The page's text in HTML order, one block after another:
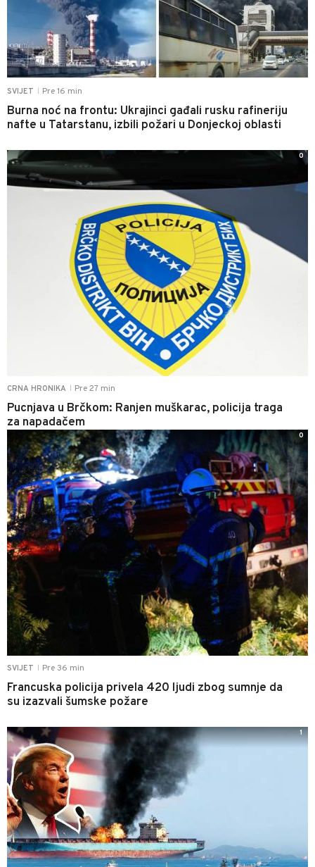
SVIJET Pre 16 min
Burna noć na frontu: Ukrajinci gađali rusku rafineriju
nafte u Tatarstanu, izbili požari u Donjeckoj oblasti
CRNA HRONIKA Pre 27 min
Pucnjava u Brčkom: Ranjen muškarac, policija traga
za napadačem
0
SVIJET Pre 36 min
Francuska policija privela 420 ljudi zbog sumnje da
su izazvali šumske požare
0
1